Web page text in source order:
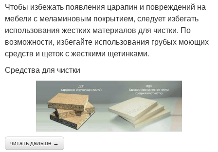
Чтобы избежать появления царапин и повреждений на
мебели с меламиновым покрытием, следует избегать
использования жестких материалов для чистки. По
возможности, избегайте использования грубых моющих
средств и щеток с жесткими щетинками.
Средства для чистки
читать дальше →